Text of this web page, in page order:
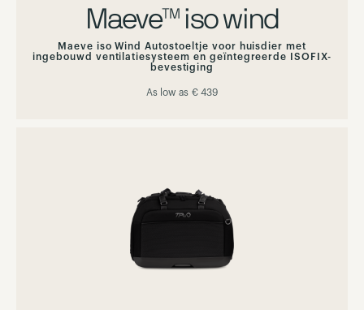
Maeve™ iso wind
Maeve iso Wind Autostoeltje voor huisdier met
ingebouwd ventilatiesysteem en geïntegreerde ISOFIX-
bevestiging
As low as € 439